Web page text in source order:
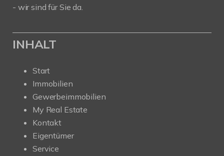
- wir sind für Sie da.
INHALT
Start
Immobilien
Gewerbeimmobilien
My Real Estate
Kontakt
Eigentümer
Service